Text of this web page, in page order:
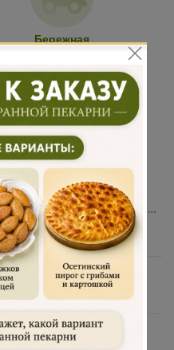
Бережная
Много
начинки
перец, кабачки, баклажаны, помидоры, масло сливочное
это